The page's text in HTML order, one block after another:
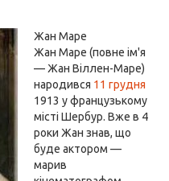
Жан Маре
Жан Маре (повне ім'я
— Жан Віллен-Маре)
народився 11 грудня
1913 у французькому
місті Шербур. Вже в 4
роки Жан знав, що
буде актором —
марив